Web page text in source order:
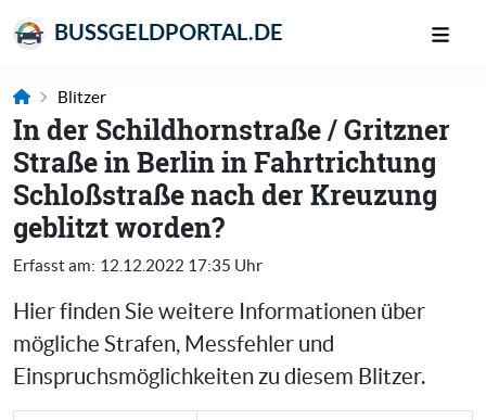
BUSSGELDPORTAL.DE
Blitzer
In der Schildhornstraße / Gritzner
Straße in Berlin in Fahrtrichtung
Schloßstraße nach der Kreuzung
geblitzt worden?
Erfasst am: 12.12.2022 17:35 Uhr
Hier finden Sie weitere Informationen über
mögliche Strafen, Messfehler und
Einspruchsmöglichkeiten zu diesem Blitzer.